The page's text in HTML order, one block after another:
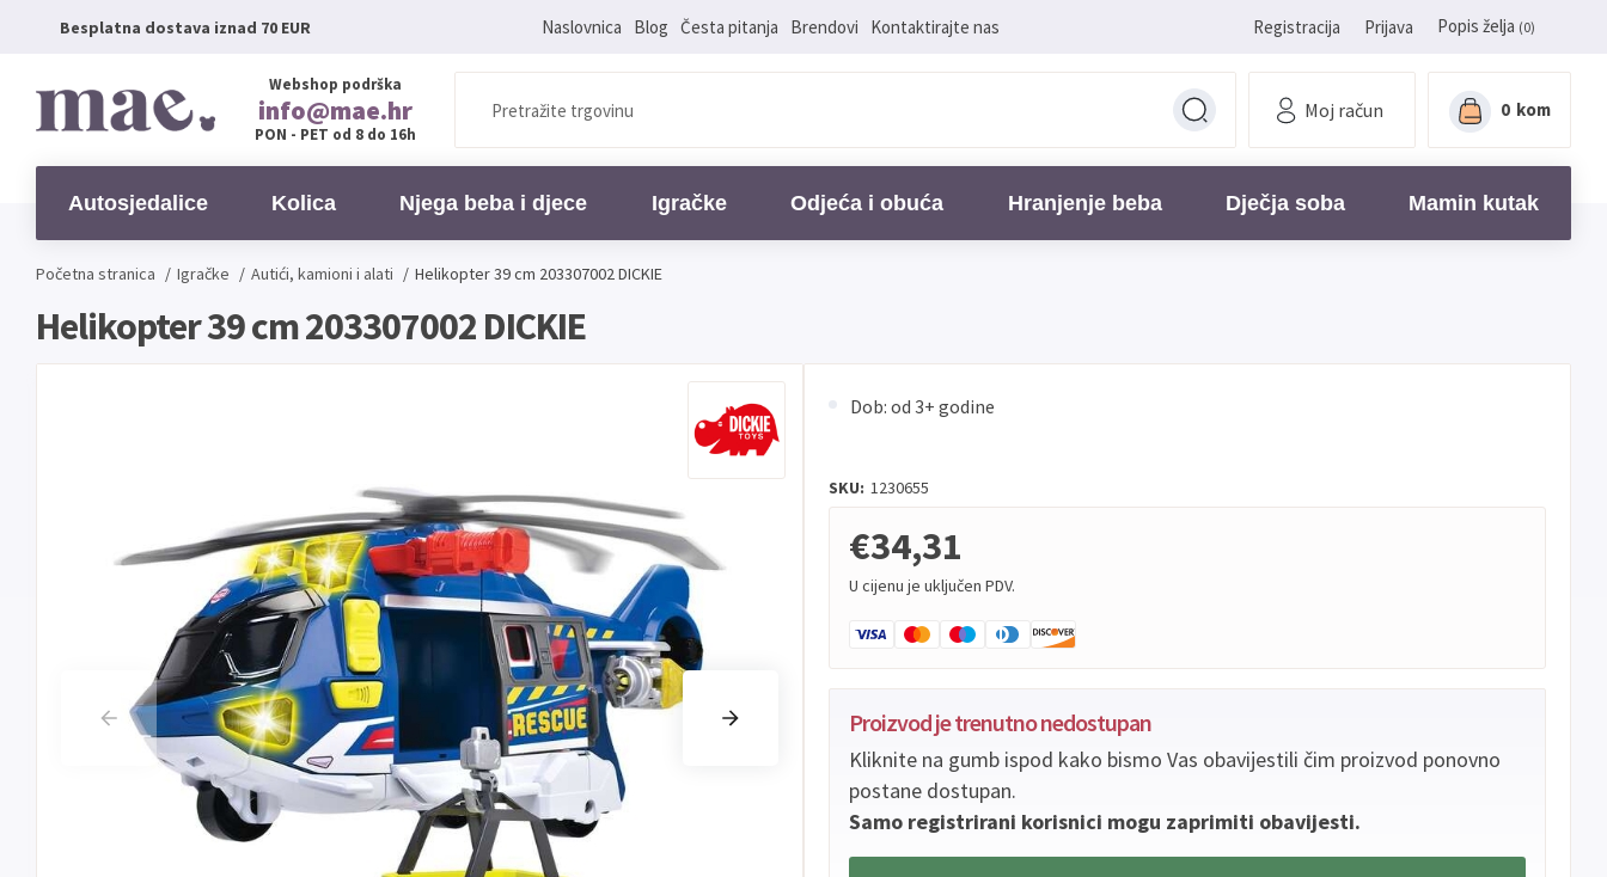
Besplatna dostava iznad 70 EUR Naslovnica Blog Česta pitanja Brendovi Kontaktirajte nas Registracija Prijava Popis želja (0)
Webshop podrška
info@mae.hr
PON - PET od 8 do 16h
Moj račun 0 kom
Autosjedalice Kolica Njega beba i djece Igračke Odjeća i obuća Hranjenje beba Dječja soba Mamin kutak
Početna stranica / Igračke / Autići, kamioni i alati / Helikopter 39 cm 203307002 DICKIE
Helikopter 39 cm 203307002 DICKIE
Dob: od 3+ godine
SKU: 1230655
€34,31
U cijenu je uključen PDV.
Proizvod je trenutno nedostupan
Kliknite na gumb ispod kako bismo Vas obavijestili čim proizvod ponovno
postane dostupan.
Samo registrirani korisnici mogu zaprimiti obavijesti.